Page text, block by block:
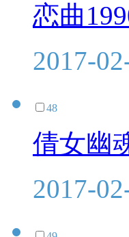
恋曲
2017-
48
倩女幽
2017-